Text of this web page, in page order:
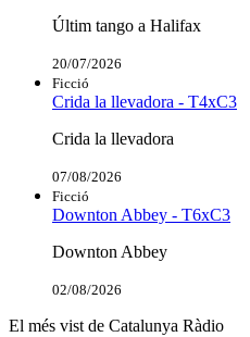
Últim tango a Halifax
20/07/2026
Ficció
Crida la llevadora - T4xC3
Crida la llevadora
07/08/2026
Ficció
Downton Abbey - T6xC3
Downton Abbey
02/08/2026
El més vist de Catalunya Ràdio